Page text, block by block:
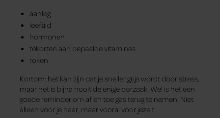
aanleg
leeftijd
hormonen
tekorten aan bepaalde vitamines
roken
Kortom: het kan zijn dat je sneller grijs wordt door stress,
maar het is bijna nooit de enige oorzaak. Wel is het een
goede reminder om af en toe gas terug te nemen. Niet
alleen voor je haar, maar vooral voor jezelf.